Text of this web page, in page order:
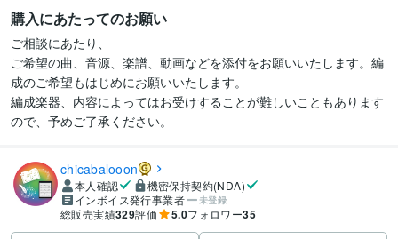
購入にあたってのお願い
ご相談にあたり、
ご希望の曲、音源、楽譜、動画などを添付をお願いいたします。編
成のご希望もはじめにお願いいたします。
編成楽器、内容によってはお受けすることが難しいこともあります
ので、予めご了承ください。
chicabalooon
本人確認
機密保持契約(NDA)
インボイス発行事業者
未登録
総販売実績329評価 5.0フォロワー35